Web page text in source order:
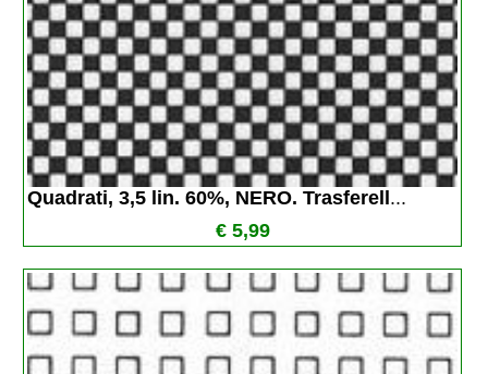
Quadrati, 3,5 lin. 60%, NERO. Trasferell ...
€ 5,99